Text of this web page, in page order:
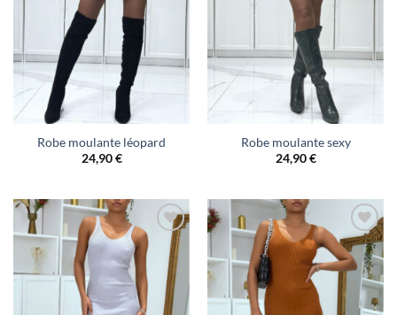
Robe moulante léopard
24,90€
Robe moulante sexy
24,90€